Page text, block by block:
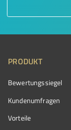
PRODUKT
Bewertungssiegel
Kundenumfragen
Vorteile